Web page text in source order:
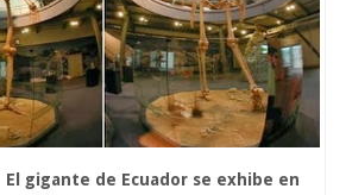
El gigante de Ecuador se exhibe en